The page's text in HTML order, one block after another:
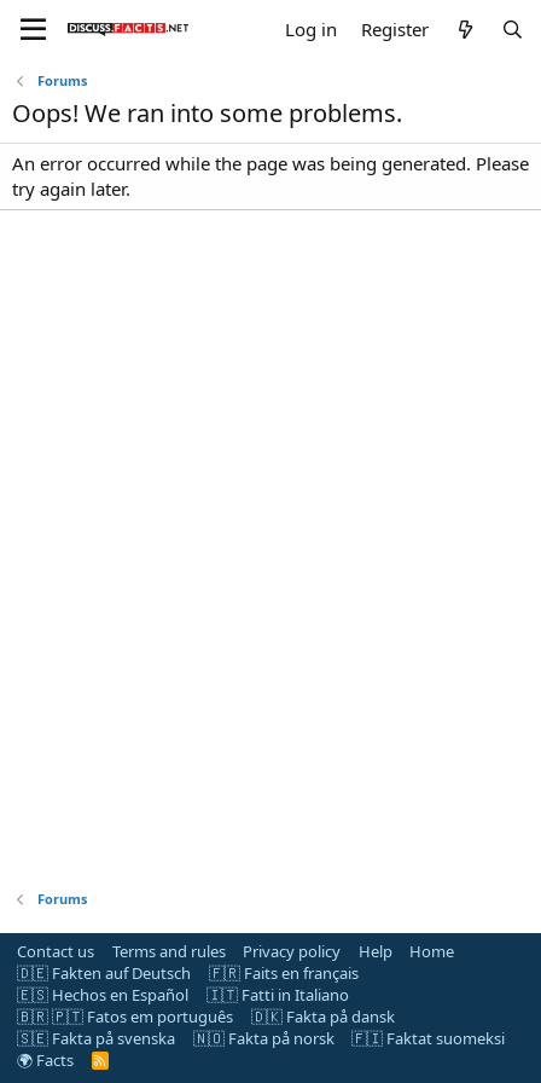
Log in Register
Forums
Oops! We ran into some problems.
An error occurred while the page was being generated. Please
try again later.
Forums
Contact us Terms and rules Privacy policy Help
Home
🇩🇪 Fakten auf Deutsch
🇫🇷 Faits en français
🇪🇸 Hechos en Español
🇮🇹 Fatti in Italiano
🇧🇷 🇵🇹 Fatos em português
🇩🇰 Fakta på dansk
🇸🇪 Fakta på svenska
🇳🇴 Fakta på norsk
🇫🇮 Faktat suomeksi
🌍 Facts
R